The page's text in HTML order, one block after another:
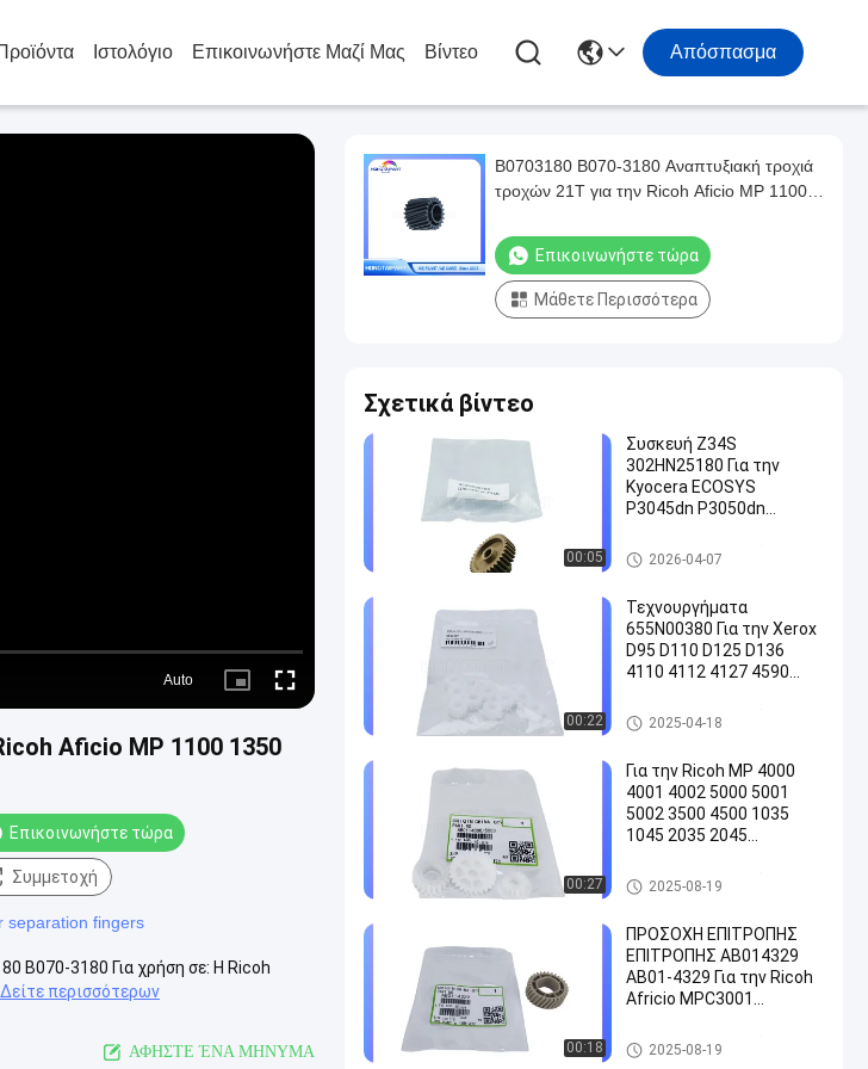
Ιστολόγιο Επικοινωνήστε Μαζί Μας Βίντεο Απόσπασμα
Auto
Picture- Fullscreen
Aficio MP 1100 1350
Επικοινωνήστε τώρα
Συμμετοχή
separation fingers
Β070-3180 Για χρήση σε: Η Ricoh
Δείτε περισσότερων
ΑΦΗΣΤΕ ΈΝΑ ΜΗΝΥΜΑ
Β0703180 Β070-3180 Αναπτυξιακή τροχιά
τροχών 21T για την Ricoh Aficio MP 1100
Εκτύπωση HONGTAIPART
Επικοινωνήστε τώρα
Μάθετε Περισσότερα
Σχετικά βίντεο
00:05
Συσκευή Z34S
302HN25180 Για την
Kyocera ECOSYS
P3045dn P3050dn
P3145dn P3150dn
P3155dn P3260dn
Εργαλείο εκτυπωτών
2026-04-07
00:22
Τεχνουργήματα
655N00380 Για την Xerox
D95 D110 D125 D136
4110 4112 4127 4590
WorkCentre 7425 7428
7435 7525 7535
Εργαλείο εκτυπωτών
2025-04-18
00:27
Για την Ricoh MP 4000
4001 4002 5000 5001
5002 3500 4500 1035
1045 2035 2045
AB014060-21Z
AB014062-17Z
Εργαλείο εκτυπωτών
2025-08-19
00:18
ΠΡΟΣΟΧΗ ΕΠΙΤΡΟΠΗΣ
ΕΠΙΤΡΟΠΗΣ ΑΒ014329
ΑΒ01-4329 Για την Ricoh
Africio MPC3001
SPC821 GRIC040-060
Εργαλείο εκτυπωτών
2025-08-19